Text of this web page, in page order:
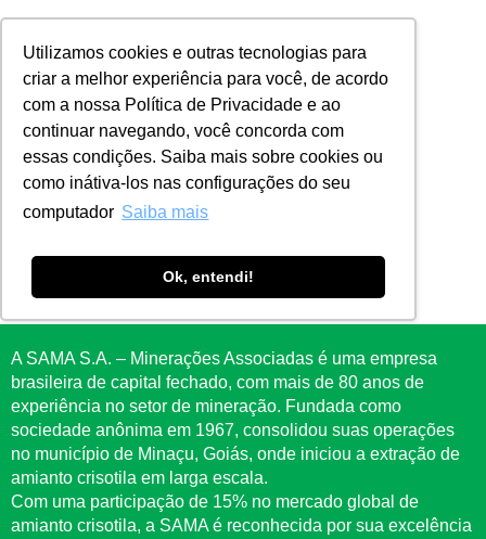
Utilizamos cookies e outras tecnologias para
criar a melhor experiência para você, de acordo
com a nossa Política de Privacidade e ao
continuar navegando, você concorda com
essas condições. Saiba mais sobre cookies ou
como inátiva-los nas configurações do seu
computador Saiba mais
Ok, entendi!
Sobre a SAMA
Valores
A SAMA S.A. – Minerações Associadas é uma empresa
brasileira de capital fechado, com mais de 80 anos de
experiência no setor de mineração. Fundada como
sociedade anônima em 1967, consolidou suas operações
no município de Minaçu, Goiás, onde iniciou a extração de
amianto crisotila em larga escala.
Com uma participação de 15% no mercado global de
amianto crisotila, a SAMA é reconhecida por sua excelência